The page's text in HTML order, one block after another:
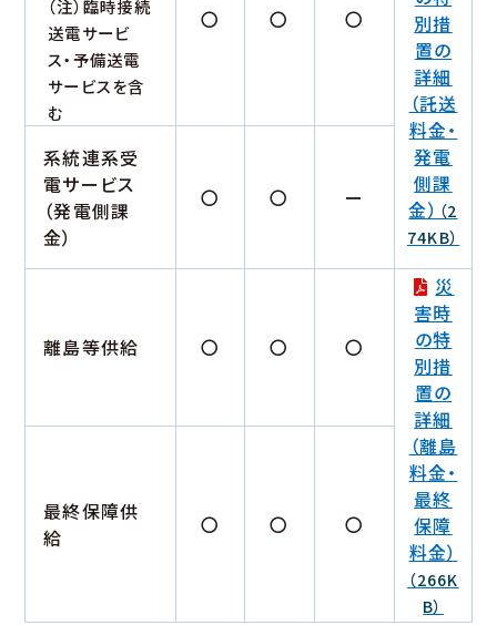
（注）臨時接続
送電サービ
ス・予備送電
サービスを含
む
〇 〇 〇
別措
置の
詳細
（託送
料金・
発電
側課
金） （2
74KB）
系統連系受
電サービス
（発電側課
金）
〇 〇 ー
離島等供給 〇 〇 〇
災
害時
の特
別措
置の
詳細
（離島
料金・
最終
保障
料金）
（266K
B）
最終保障供
給
〇 〇 〇